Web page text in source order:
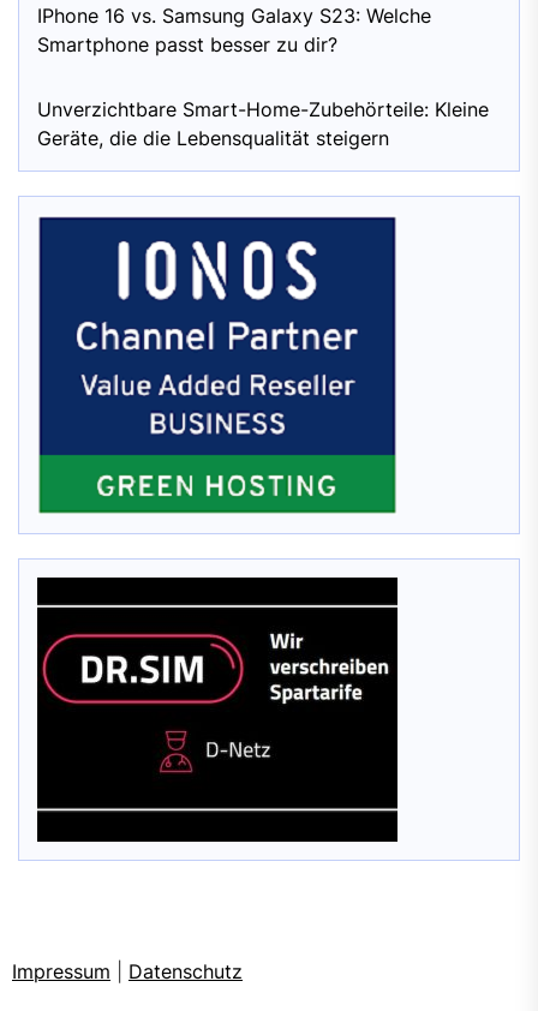
IPhone 16 vs. Samsung Galaxy S23: Welche
Smartphone passt besser zu dir?
Unverzichtbare Smart-Home-Zubehörteile: Kleine
Geräte, die die Lebensqualität steigern
Impressum Datenschutz